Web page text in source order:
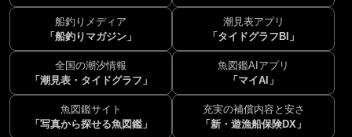
船釣りメディア
「船釣りマガジン」
潮見表アプリ
「タイドグラフBI」
全国の潮汐情報
「潮見表・タイドグラフ」
魚図鑑AIアプリ
「マイAI」
魚図鑑サイト
「写真から探せる魚図鑑」
充実の補償内容と安さ
「新・遊漁船保険DX」